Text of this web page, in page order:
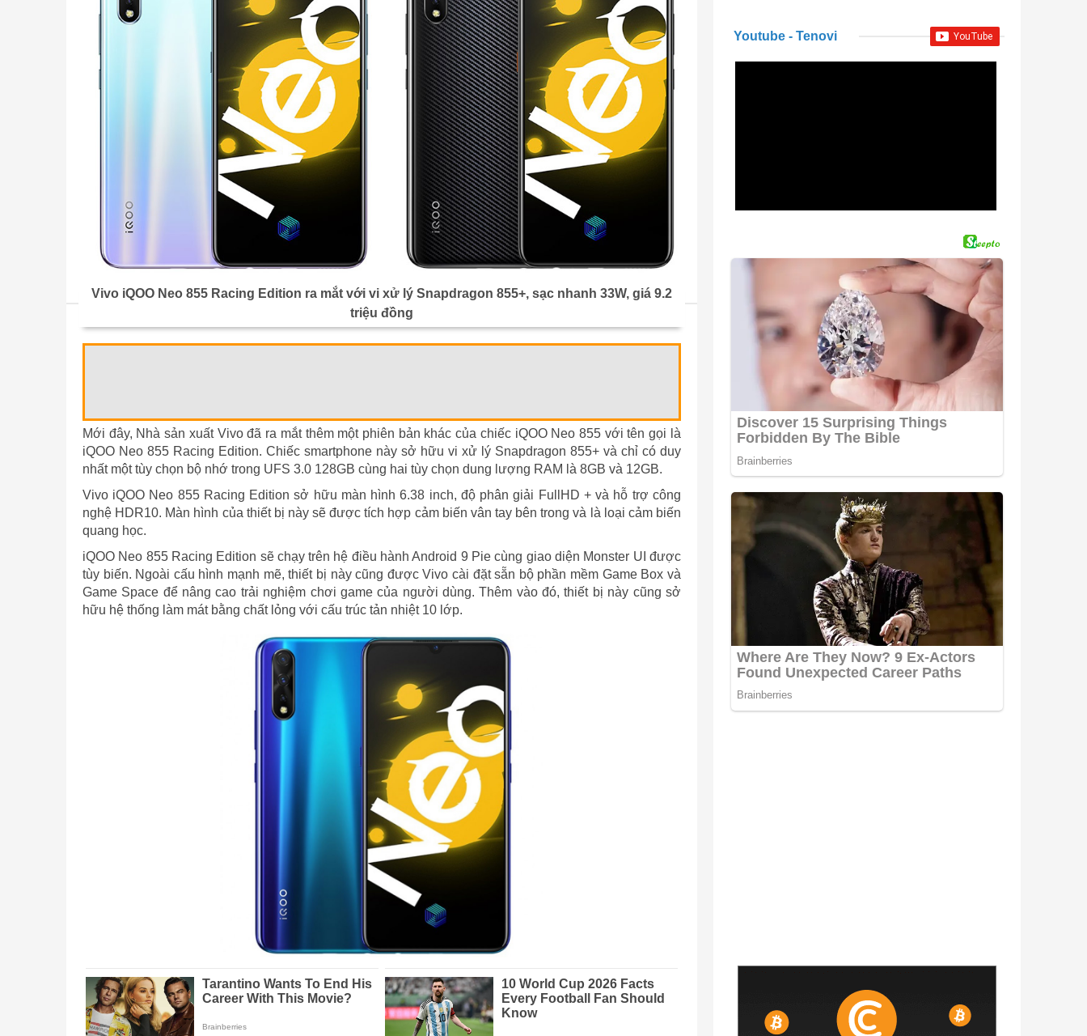
Vivo iQOO Neo 855 Racing Edition ra mắt với vi xử lý Snapdragon 855+, sạc nhanh 33W, giá 9.2
triệu đồng
Mới đây, Nhà sản xuất Vivo đã ra mắt thêm một phiên bản khác của chiếc iQOO Neo 855 với tên gọi là
iQOO Neo 855 Racing Edition. Chiếc smartphone này sở hữu vi xử lý Snapdragon 855+ và chỉ có duy
nhất một tùy chọn bộ nhớ trong UFS 3.0 128GB cùng hai tùy chọn dung lượng RAM là 8GB và 12GB.
Vivo iQOO Neo 855 Racing Edition sở hữu màn hình 6.38 inch, độ phân giải FullHD + và hỗ trợ công
nghệ HDR10. Màn hình của thiết bị này sẽ được tích hợp cảm biến vân tay bên trong và là loại cảm biến
quang học.
iQOO Neo 855 Racing Edition sẽ chạy trên hệ điều hành Android 9 Pie cùng giao diện Monster UI được
tùy biến. Ngoài cấu hình mạnh mẽ, thiết bị này cũng được Vivo cài đặt sẵn bộ phần mềm Game Box và
Game Space để nâng cao trải nghiệm chơi game của người dùng. Thêm vào đó, thiết bị này cũng sở
hữu hệ thống làm mát bằng chất lỏng với cấu trúc tản nhiệt 10 lớp.
Youtube - Tenovi